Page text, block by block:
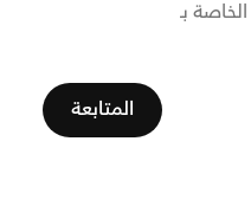
الخاصة بـ
المتابعة